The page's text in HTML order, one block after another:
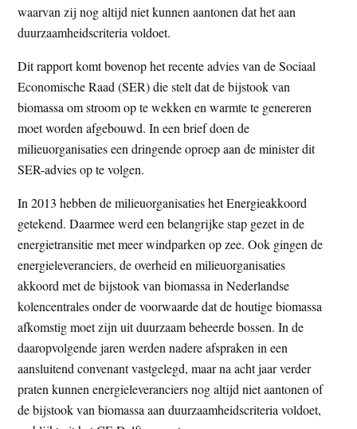
waarvan zij nog altijd niet kunnen aantonen dat het aan
duurzaamheidscriteria voldoet.
Dit rapport komt bovenop het recente advies van de Sociaal
Economische Raad (SER) die stelt dat de bijstook van
biomassa om stroom op te wekken en warmte te genereren
moet worden afgebouwd. In een brief doen de
milieuorganisaties een dringende oproep aan de minister dit
SER-advies op te volgen.
In 2013 hebben de milieuorganisaties het Energieakkoord
getekend. Daarmee werd een belangrijke stap gezet in de
energietransitie met meer windparken op zee. Ook gingen de
energieleveranciers, de overheid en milieuorganisaties
akkoord met de bijstook van biomassa in Nederlandse
kolencentrales onder de voorwaarde dat de houtige biomassa
afkomstig moet zijn uit duurzaam beheerde bossen. In de
daaropvolgende jaren werden nadere afspraken in een
aansluitend convenant vastgelegd, maar na acht jaar verder
praten kunnen energieleveranciers nog altijd niet aantonen of
de bijstook van biomassa aan duurzaamheidscriteria voldoet,